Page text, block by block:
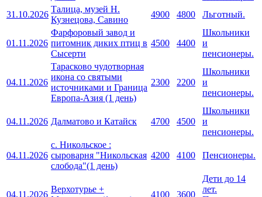
31.10.2026
Талица, музей Н.
Кузнецова, Савино
4900 4800 Льготный.
01.11.2026
Фарфоровый завод и
питомник диких птиц в
Сысерти
4500 4400
Школьники
и
пенсионеры.
04.11.2026
Тарасково чудотворная
икона со святыми
источниками и Граница
Европа-Азия (1 день)
2300 2200
Школьники
и
пенсионеры.
04.11.2026 Далматово и Катайск 4700 4500
Школьники
и
пенсионеры.
04.11.2026
с. Никольское :
сыроварня "Никольская
слобода"(1 день)
4200 4100 Пенсионеры.
04.11.2026
Верхотурье +
4100 3600
Дети до 14
лет.